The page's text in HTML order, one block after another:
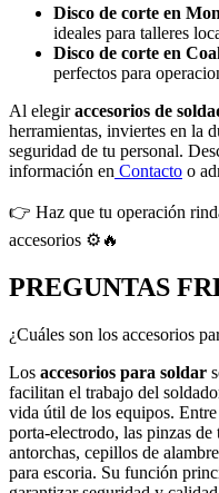
Disco de corte en
ideales para talleres
Disco de corte en
perfectos para
Al elegiraccesorios de
herramientas, inviertes en la
seguridad de tu personal.
información en Contacto o
👉 Haz que tu operación
accesorios ⚙️🔥
PREGUNTAS
¿Cuáles son los accesorios
Los accesorios para soldar
facilitan el trabajo del
vida útil de los equipos.
porta-electrodo, las pinzas
antorchas, cepillos de
para escoria. Su función